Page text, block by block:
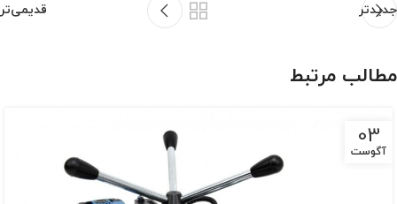
جدیدتر قدیمی‌تر
مطالب مرتبط
03
آگوست